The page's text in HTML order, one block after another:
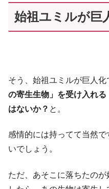
始祖ユミルが巨
そう、始祖ユミルが巨人化
の寄生生物」を受け入れ
はないか？ と。
感情的には持ってて当然
いでしょう。
ただ、あそこに落ちたの